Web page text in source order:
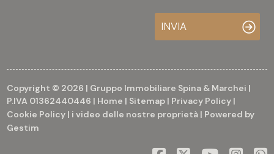
INVIA
Copyright © 2026 | Gruppo Immobiliare Spina & Marchei |
P.IVA 01362440446 | Home | Sitemap | Privacy Policy |
Cookie Policy | i video delle nostre proprietà | Powered by
Gestim